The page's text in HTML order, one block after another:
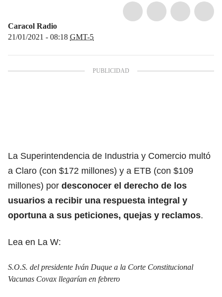
Caracol Radio
21/01/2021 - 08:18 GMT-5
La Superintendencia de Industria y Comercio multó
a Claro (con $172 millones) y a ETB (con $109
millones) por desconocer el derecho de los
usuarios a recibir una respuesta integral y
oportuna a sus peticiones, quejas y reclamos.
Lea en La W:
S.O.S. del presidente Iván Duque a la Corte Constitucional
Vacunas Covax llegarían en febrero